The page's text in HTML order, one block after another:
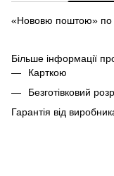
«Нововю поштою» по
Більше інформації
Карткою
Безготівковий
Гарантія від